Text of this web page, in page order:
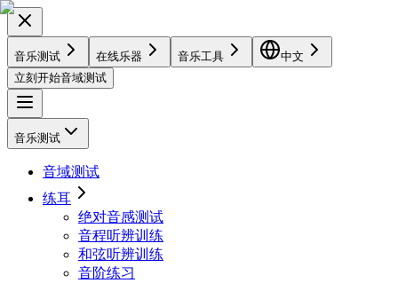
音乐测试 在线乐器 音乐工具
中文
立刻开始音域测试
音乐测试
音域测试
练耳
绝对音感测试
音程听辨训练
和弦听辨训练
音阶练习